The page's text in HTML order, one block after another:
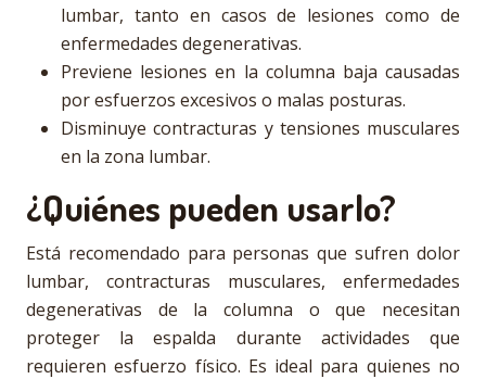
lumbar, tanto en casos de lesiones como de
enfermedades degenerativas.
Previene lesiones en la columna baja causadas
por esfuerzos excesivos o malas posturas.
Disminuye contracturas y tensiones musculares
en la zona lumbar.
¿Quiénes pueden usarlo?
Está recomendado para personas que sufren dolor
lumbar, contracturas musculares, enfermedades
degenerativas de la columna o que necesitan
proteger la espalda durante actividades que
requieren esfuerzo físico. Es ideal para quienes no